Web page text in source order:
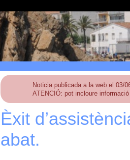
Noticia publicada a la web el 03/
ATENCIÓ: pot incloure
Èxit
abat.